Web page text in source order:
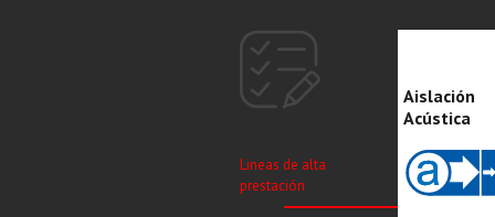
Lineas de alta
prestación
Aislación
Acústica